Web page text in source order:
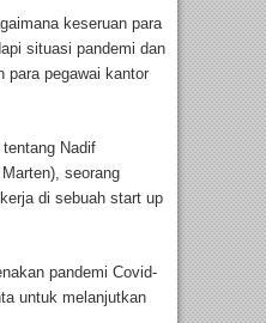
keseruan para
situasi pandemi dan
para pegawai kantor
tentang Nadif
seorang
di sebuah start up
pandemi Covid-
untuk melanjutkan